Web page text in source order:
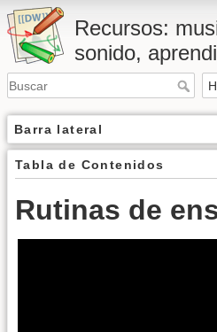
Recursos:
sonido,
Barra lateral
Tabla de Contenidos
Rutinas de